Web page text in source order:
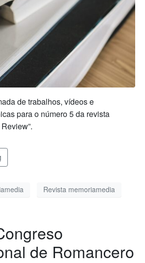
de trabalhos, vídeos e
para o número 5 da revista
Revista memoriamedia
de Romancero